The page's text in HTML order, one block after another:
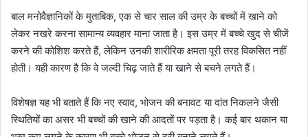
बाल मनोवैज्ञानिकों के मुताबिक, एक से चार साल की उम्र के बच्चों में खाने को
लेकर नखरे करना सामान्य व्यवहार माना जाता है। इस उम्र में बच्चे खुद से चीजें
करने की कोशिश करते हैं, लेकिन उनकी शारीरिक क्षमता पूरी तरह विकसित नहीं
होती। यही कारण है कि वे जल्दी चिढ़ जाते हैं या खाने से बचने लगते हैं।
विशेषज्ञ यह भी बताते हैं कि नए स्वाद, भोजन की बनावट या दांत निकलने जैसी
स्थितियों का असर भी बच्चों की खाने की आदतों पर पड़ता है। कई बार थकान या